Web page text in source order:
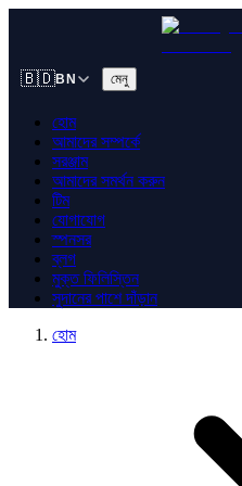
🇧🇩BN মেনু
হোম
আমাদের সম্পর্কে
সরঞ্জাম
আমাদের সমর্থন করুন
টিম
যোগাযোগ
স্পনসর
ব্লগ
মুক্ত ফিলিস্তিন
সুদানের পাশে দাঁড়ান
হোম